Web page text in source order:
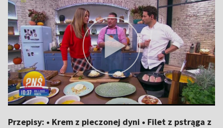
Przepisy: • Krem z pieczonej dyni • Filet z pstrąga z